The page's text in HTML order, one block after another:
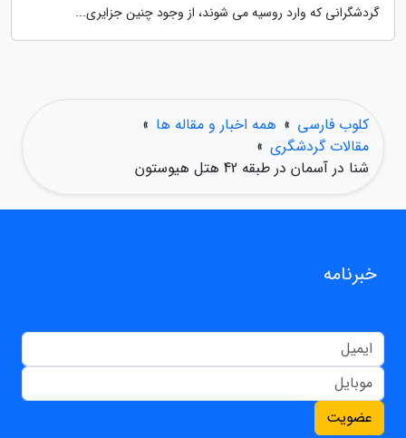
گردشگرانی که وارد روسیه می شوند، از وجود چنین جزایری...
کلوب فارسی » همه اخبار و مقاله ها »
مقالات گردشگری »
شنا در آسمان در طبقه 42 هتل هیوستون
خبرنامه
عضویت